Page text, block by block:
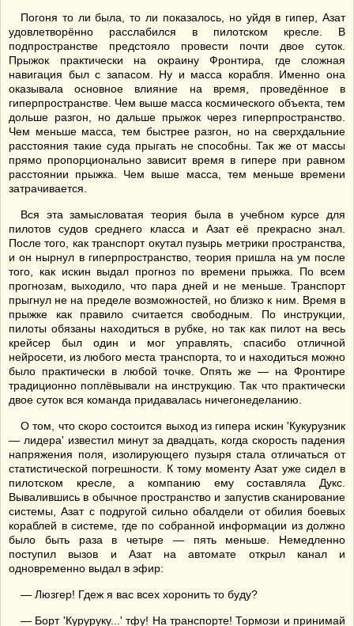
Погоня то ли была, то ли показалось, но уйдя в гипер, Азат
удовлетворённо расслабился в пилотском кресле. В
подпространстве предстояло провести почти двое суток.
Прыжок практически на окраину Фронтира, где сложная
навигация был с запасом. Ну и масса корабля. Именно она
оказывала основное влияние на время, проведённое в
гиперпространстве. Чем выше масса космического объекта, тем
дольше разгон, но дальше прыжок через гиперпространство.
Чем меньше масса, тем быстрее разгон, но на сверхдальние
расстояния такие суда прыгать не способны. Так же от массы
прямо пропорционально зависит время в гипере при равном
расстоянии прыжка. Чем выше масса, тем меньше времени
затрачивается.
Вся эта замысловатая теория была в учебном курсе для
пилотов судов среднего класса и Азат её прекрасно знал.
После того, как транспорт окутал пузырь метрики пространства,
и он нырнул в гиперпространство, теория пришла на ум после
того, как искин выдал прогноз по времени прыжка. По всем
прогнозам, выходило, что пара дней и не меньше. Транспорт
прыгнул не на пределе возможностей, но близко к ним. Время в
прыжке как правило считается свободным. По инструкции,
пилоты обязаны находиться в рубке, но так как пилот на весь
крейсер был один и мог управлять, спасибо отличной
нейросети, из любого места транспорта, то и находиться можно
было практически в любой точке. Опять же — на Фронтире
традиционно поплёвывали на инструкцию. Так что практически
двое суток вся команда придавалась ничегонеделанию.
О том, что скоро состоится выход из гипера искин 'Кукурузник
— лидера' известил минут за двадцать, когда скорость падения
напряжения поля, изолирующего пузыря стала отличаться от
статистической погрешности. К тому моменту Азат уже сидел в
пилотском кресле, а компанию ему составляла Дукс.
Вывалившись в обычное пространство и запустив сканирование
системы, Азат с подругой сильно обалдели от обилия боевых
кораблей в системе, где по собранной информации из должно
было быть раза в четыре — пять меньше. Немедленно
поступил вызов и Азат на автомате открыл канал и
одновременно выдал в эфир:
— Люзгер! Гдеж я вас всех хоронить то буду?
— Борт 'Куруруку...' тфу! На транспорте! Тормози и принимай